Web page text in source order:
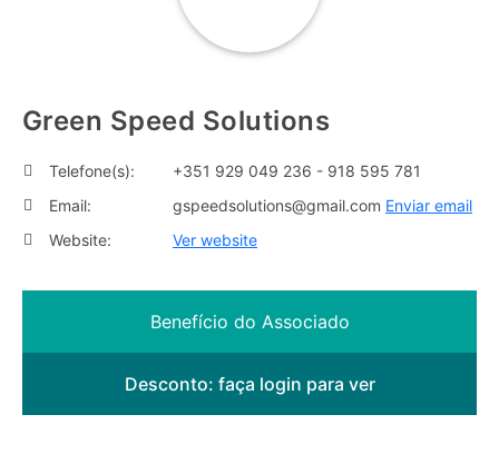
Green Speed Solutions
Telefone(s):
+351 929 049 236 - 918 595 781
Email:
gspeedsolutions@gmail.com Enviar email
Website:
Ver website
Benefício do Associado
Desconto: faça login para ver